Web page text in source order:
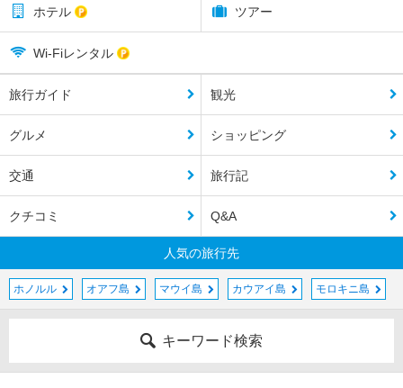
ホテル ツアー
Wi-Fiレンタル
旅行ガイド 観光
グルメ ショッピング
交通 旅行記
クチコミ Q&A
人気の旅行先
ホノルル オアフ島 マウイ島 カウアイ島 モロキニ島
キーワード検索